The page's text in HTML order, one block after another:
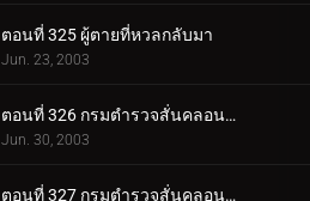
ตอนที่ 325 ผู้ตายที่หวลกลับมา
Jun. 23, 2003
ตอนที่ 326 กรมตำรวจสั่นคลอน ตัวประกัน 12 ล้านคน (ตอนพิเศษ ตอนแรก)
Jun. 30, 2003
ตอนที่ 327 กรมตำรวจสั่นคลอน ตัวประกัน 12 ล้านคน (ตอนพิเศษ ตอนที่ 2)